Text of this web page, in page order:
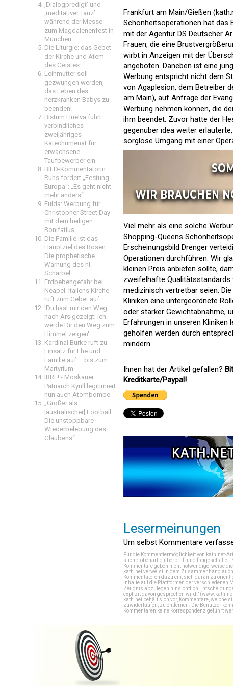
‚Dialogpredigt‘ und
‚meditativer Tanz’
während der Messe
zum Magdalenenfest in
München
Die Liturgie: das Gebet
der Kirche und Atem
des Geistes
Leihmutter soll
gezwungen werden,
das Leben des
herzkranken Babys zu
beenden!
Bistum Huelva führt
verbindliches
zweijähriges
Katechumenat für
erwachsene
Taufbewerber ein
BILD-Kommentatorin
Ruhs fordert „Festung
Europa“: „Es geht nicht
mehr anders“
Fulda: Werbung für
Christopher Street Day
mit dem heiligen
Bonifatius
Die Familie ist das
Hauptziel des Bösen:
Die prophetische
Warnung des hl.
Scharbel
Erdbebengefahr bei
Neapel: Italiens Kirche
ruft zum Gebet auf
'Du hast mir den Weg
nach Ars gezeigt; ich
werde Dir den Weg zum
Himmel zeigen'
Kardinal Burke ruft zu
Einsatz für Ehe und
Familie auf – bis zum
Martyrium
IRRE! - Moskauer
Patriarch Kyrill legitimiert
nun auch Atombombe
„Größer als
[australischer] Football:
Die unstoppbare
Wiederbelebung des
Glaubens“
Frankfurt am Main/Gießen
Schönheitsoperationen hat das
mit der Agentur DS Deutscher
Frauen, die eine
wirbt in Anzeigen mit der
angeboten. Daneben ist eine
Werbung entspricht nicht dem
von Agaplesion, dem Betreiber
am Main), auf Anfrage der
Werbung nehmen können, die
ihm beendet. Zuvor hatte der
gegenüber idea weiter
sorglose Umgang mit einer
Viel mehr als eine solche
Shopping-Queens
Erscheinungsbild Drenger
Operationen durchführen: Wir
kleinen Preis anbieten sollte,
zweifelhafte Qualitätsstandards
medizinisch vertretbar seien.
Kliniken eine untergeordnete
oder starker Gewichtabnahme,
Erfahrungen in unseren Kliniken
geholfen werden durch
mindern.
Ihnen hat der Artikel gefallen?
Kreditkarte/Paypal!
Lesermeinungen
Um selbst Kommentare
Für die Kommentiermöglichkeit von kath.net-
stichprobenartig überprüft und freigeschaltet.
Kommentare geben nicht notwendigerweise
kath.net verweist in dem Zusammenhang
Kommentatoren dazu ein, sich daran zu
Inhalte auf die Plattformen der
Zeugnis abzulegen hinsichtlich
explizit davon gesprochen wird." (
kath.net behält sich vor, Kommentare, welche
zuwiderlaufen, zu entfernen. Die Benutzer
Kommentaren keine Korrespondenz geführt